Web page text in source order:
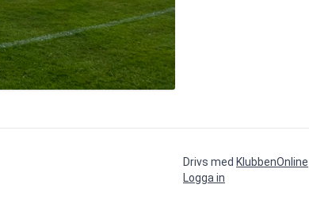
Drivs med KlubbenOnline
Logga in